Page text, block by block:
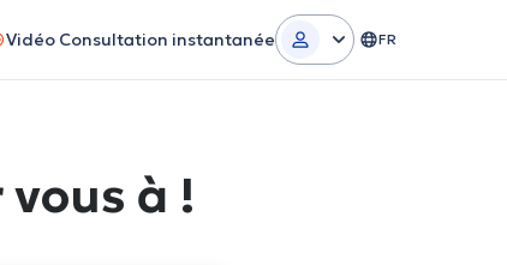
Vidéo Consultation instantanée FR
à !